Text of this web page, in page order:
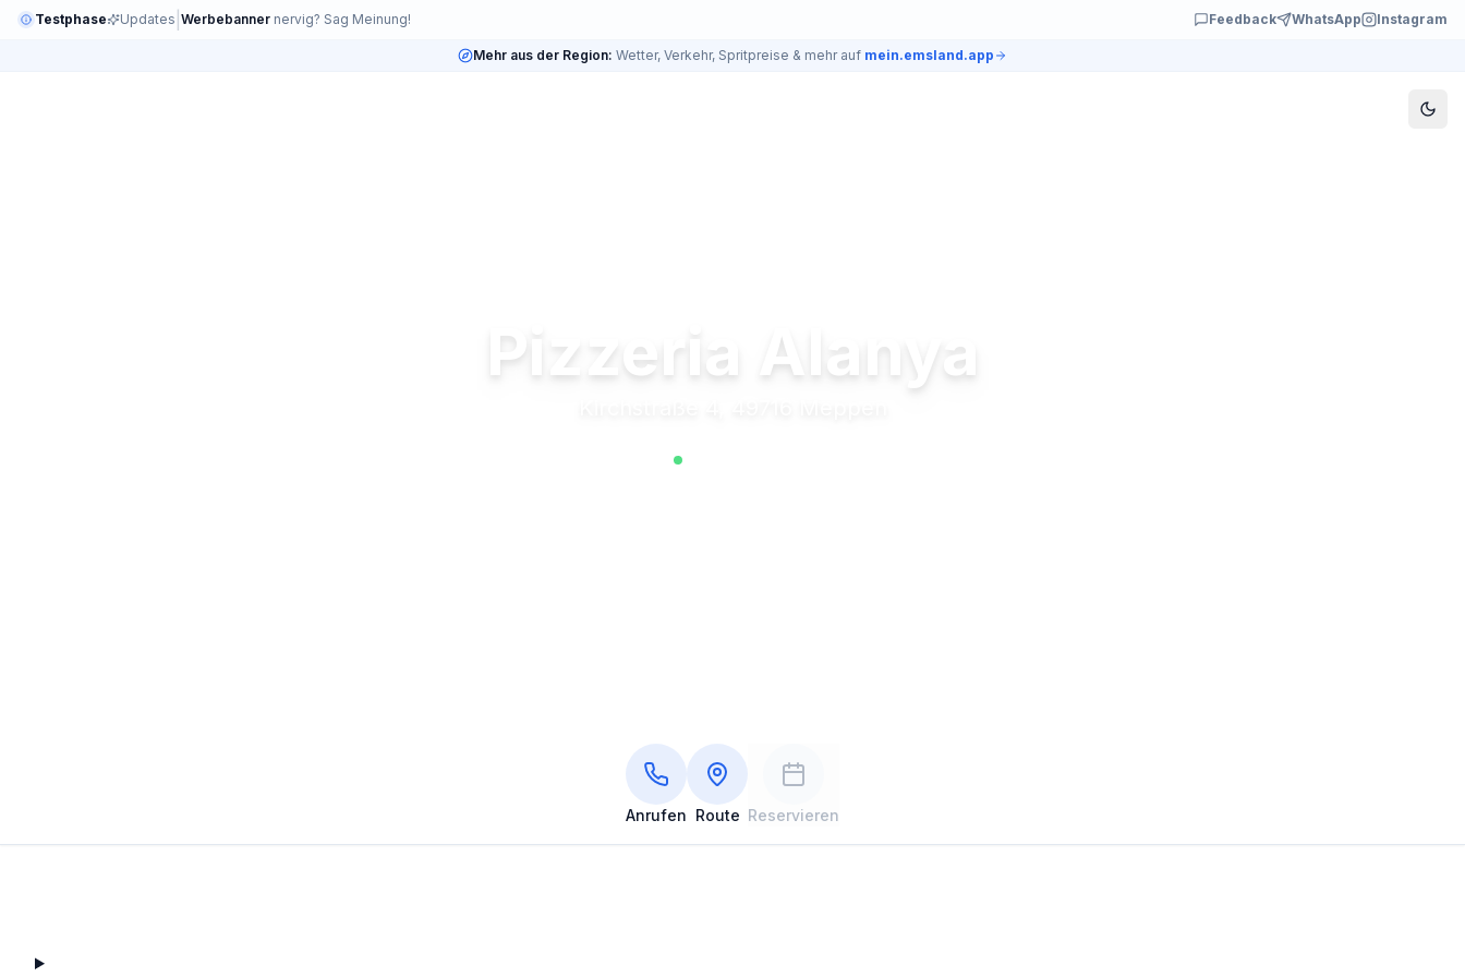
Testphase Updates Werbebanner nervig? Sag Meinung! Feedback WhatsApp Instagram
Mehr aus der Region: Wetter, Verkehr, Spritpreise & mehr auf mein.emsland.app
Pizzeria Alanya
Jetzt geöffnet
Anrufen Route Reservieren